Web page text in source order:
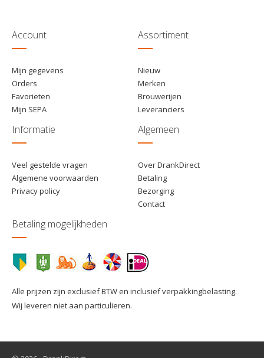
Account
Mijn gegevens
Orders
Favorieten
Mijn SEPA
Assortiment
Nieuw
Merken
Brouwerijen
Leveranciers
Informatie
Veel gestelde vragen
Algemene voorwaarden
Privacy policy
Algemeen
Over DrankDirect
Betaling
Bezorging
Contact
Betaling mogelijkheden
Alle prijzen zijn exclusief BTW en inclusief verpakkingbelasting.
Wij leveren niet aan particulieren.